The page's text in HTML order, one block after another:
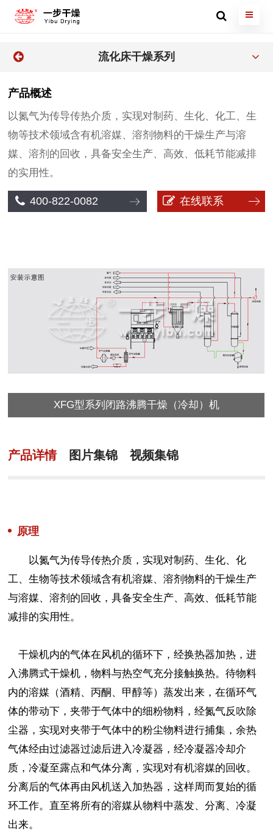
流化床干燥系列
产品概述
以氮气为传导传热介质，实现对制药、生化、化工、生
物等技术领域含有机溶媒、溶剂物料的干燥生产与溶
媒、溶剂的回收，具备安全生产、高效、低耗节能减排
的实用性。
400-822-0082 在线联系
XFG型系列闭路沸腾干燥（冷却）机
产品详情 图片集锦 视频集锦
原理
以氮气为传导传热介质，实现对制药、生化、化
工、生物等技术领域含有机溶媒、溶剂物料的干燥生产
与溶媒、溶剂的回收，具备安全生产、高效、低耗节能
减排的实用性。
干燥机内的气体在风机的循环下，经换热器加热，进
入沸腾式干燥机，物料与热空气充分接触换热。待物料
内的溶媒（酒精、丙酮、甲醇等）蒸发出来，在循环气
体的带动下，夹带于气体中的细粉物料，经氮气反吹除
尘器，实现对夹带于气体中的粉尘物料进行捕集，余热
气体经由过滤器过滤后进入冷凝器，经冷凝器冷却介
质，冷凝至露点和气体分离，实现对有机溶媒的回收。
分离后的气体再由风机送入加热器，这样周而复始的循
环工作。直至将所有的溶媒从物料中蒸发、分离、冷凝
出来。